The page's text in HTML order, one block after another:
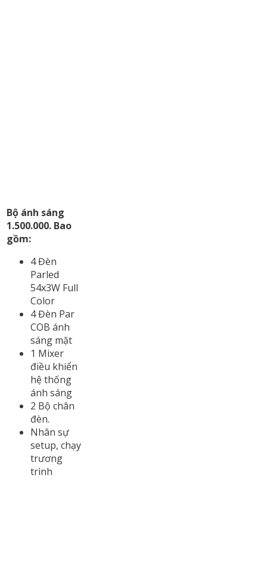
Bộ ánh sáng
1.500.000. Bao
gồm:
4 Đèn
Parled
54x3W Full
Color
4 Đèn Par
COB ánh
sáng mặt
1 Mixer
điều khiển
hệ thống
ánh sáng
2 Bộ chân
đèn.
Nhân sự
setup, chạy
trương
trình